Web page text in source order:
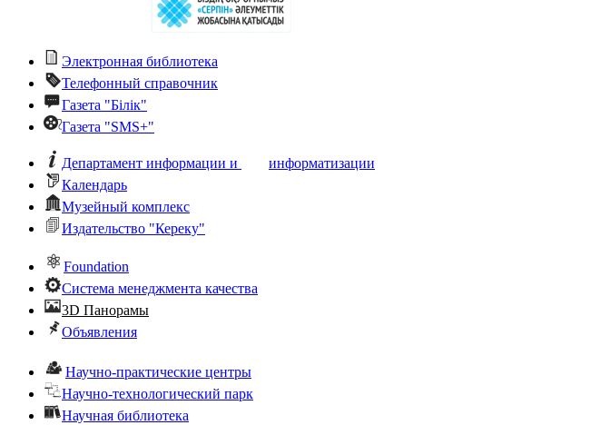
Электронная библиотека
Телефонный справочник
Газета "Білік"
Газета "SMS+"
Департамент информации и
информатизации
Календарь
Музейный комплекс
Издательство "Кереку"
Foundation
Система менеджмента качества
3D Панорамы
Объявления
Научно-практические центры
Научно-технологический парк
Научная библиотека